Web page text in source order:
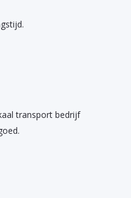
transport bedrijf